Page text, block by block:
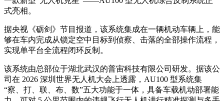
式亮相。
据央视《砺剑》节目报道，该系统集成在一辆机动车辆上，能
够在车内完成从锁定空中目标到侦察、击落的全部操作流程，
实现单平台全流程闭环反制。
该系统由总部位于湖北武汉的普宙科技有限公司研发。据该公
司在 2026 深圳世界无人机大会上透露，AU100 型系统集
“察、打、联、布、数”五大功能于一体，具备车载机动部署能